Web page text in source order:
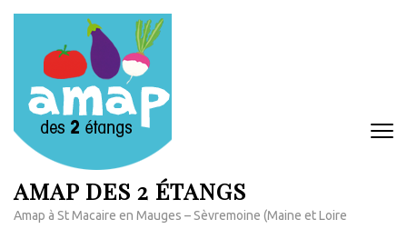
Aller
contenu
(Pressez
Entrée)
AMAP DES 2 ÉTANGS
Amap à St Macaire en Mauges – Sèvremoine (Maine et Loire